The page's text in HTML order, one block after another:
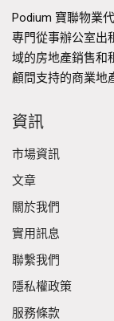
Podium 寶聯物業
專門從事辦公室出
域的房地產銷售和
顧問支持的商業地
資訊
市場資訊
文章
關於我們
實用訊息
聯繫我們
隱私權政策
服務條款